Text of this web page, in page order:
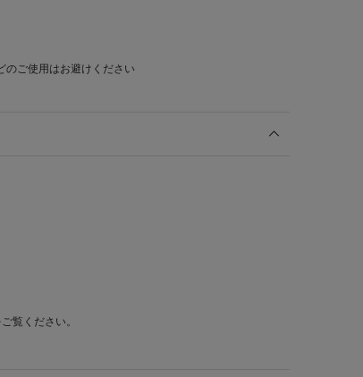
のご使用はお避けください
覧ください。